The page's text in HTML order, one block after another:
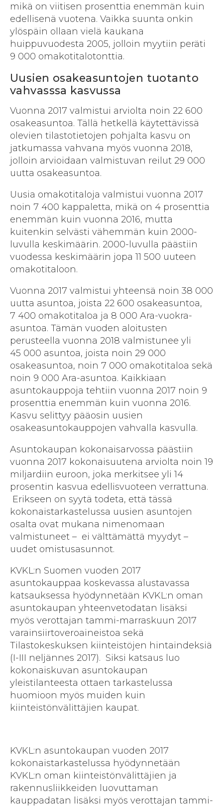
mikä on viitisen prosenttia enemmän kuin
edellisenä vuotena. Vaikka suunta onkin
ylöspäin ollaan vielä kaukana
huippuvuodesta 2005, jolloin myytiin peräti
9 000 omakotitalotonttia.
Uusien osakeasuntojen tuotanto
vahvasssa kasvussa
Vuonna 2017 valmistui arviolta noin 22 600
osakeasuntoa. Tällä hetkellä käytettävissä
olevien tilastotietojen pohjalta kasvu on
jatkumassa vahvana myös vuonna 2018,
jolloin arvioidaan valmistuvan reilut 29 000
uutta osakeasuntoa.
Uusia omakotitaloja valmistui vuonna 2017
noin 7 400 kappaletta, mikä on 4 prosenttia
enemmän kuin vuonna 2016, mutta
kuitenkin selvästi vähemmän kuin 2000-
luvulla keskimäärin. 2000-luvulla päästiin
vuodessa keskimäärin jopa 11 500 uuteen
omakotitaloon.
Vuonna 2017 valmistui yhteensä noin 38 000
uutta asuntoa, joista 22 600 osakeasuntoa,
7 400 omakotitaloa ja 8 000 Ara-vuokra-
asuntoa. Tämän vuoden aloitusten
perusteella vuonna 2018 valmistunee yli
45 000 asuntoa, joista noin 29 000
osakeasuntoa, noin 7 000 omakotitaloa sekä
noin 9 000 Ara-asuntoa. Kaikkiaan
asuntokauppoja tehtiin vuonna 2017 noin 9
prosenttia enemmän kuin vuonna 2016.
Kasvu selittyy pääosin uusien
osakeasuntokauppojen vahvalla kasvulla.
Asuntokaupan kokonaisarvossa päästiin
vuonna 2017 kokonaisuutena arviolta noin 19
miljardiin euroon, joka merkitsee yli 14
prosentin kasvua edellisvuoteen verrattuna.
Erikseen on syytä todeta, että tässä
kokonaistarkastelussa uusien asuntojen
osalta ovat mukana nimenomaan
valmistuneet – ei välttämättä myydyt –
uudet omistusasunnot.
KVKL:n Suomen vuoden 2017
asuntokauppaa koskevassa alustavassa
katsauksessa hyödynnetään KVKL:n oman
asuntokaupan yhteenvetodatan lisäksi
myös verottajan tammi-marraskuun 2017
varainsiirtoveroaineistoa sekä
Tilastokeskuksen kiinteistöjen hintaindeksiä
(I-III neljännes 2017). Siksi katsaus luo
kokonaiskuvan asuntokaupan
yleistilanteesta ottaen tarkastelussa
huomioon myös muiden kuin
kiinteistönvälittäjien kaupat.
KVKL:n asuntokaupan vuoden 2017
kokonaistarkastelussa hyödynnetään
KVKL:n oman kiinteistönvälittäjien ja
rakennusliikkeiden luovuttaman
kauppadatan lisäksi myös verottajan tammi-